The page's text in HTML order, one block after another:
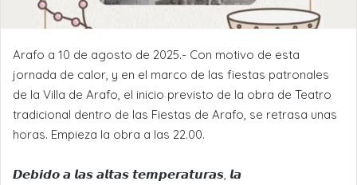
Arafo a 10 de agosto de 2025.- Con motivo de esta
jornada de calor, y en el marco de las fiestas patronales
de la Villa de Arafo, el inicio previsto de la obra de Teatro
tradicional dentro de las Fiestas de Arafo, se retrasa unas
horas. Empieza la obra a las 22.00.
𝘿𝙚𝙗𝙞𝙙𝙤 𝙖 𝙡𝙖𝙨 𝙖𝙡𝙩𝙖𝙨 𝙩𝙚𝙢𝙥𝙚𝙧𝙖𝙩𝙪𝙧𝙖𝙨, 𝙡𝙖